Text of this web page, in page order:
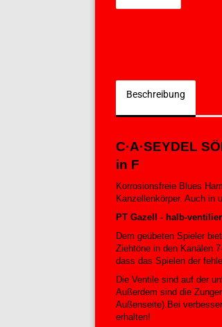
Beschreibung
C·A·SEYDEL
in F
Korrosionsfreie Blues
Kanzellenkörper. Auch in
PT Gazell - halb-
Dem geübeten Spieler
Ziehtöne in den Kanälen
dass das Spielen der
Die Ventile sind auf der
Außerdem sind die
Außenseite).Bei
erhalten!